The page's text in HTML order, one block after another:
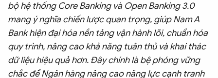
bộ hệ thống Core Banking và Open Banking 3.0
mang ý nghĩa chiến lược quan trọng, giúp Nam A
Bank hiện đại hóa nền tảng vận hành lõi, chuẩn hóa
quy trình, nâng cao khả năng tuân thủ và khai thác
dữ liệu hiệu quả hơn. Đây chính là bệ phóng vững
chắc để Ngân hàng nâng cao năng lực cạnh tranh